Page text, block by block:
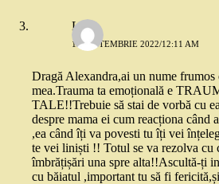
Lia
19 SEPTEMBRIE 2022/12:11 AM
Dragă Alexandra,ai un nume frumos
mea.Trauma ta emoțională e
TALE!!Trebuie să stai de vorbă cu
despre mama ei cum reacționa când
,ea când îți va povesti tu îți vei
te vei liniști !! Totul se va rezolva cu
îmbrățișări una spre alta!!Ascultă-ți
cu băiatul ,important tu să fi